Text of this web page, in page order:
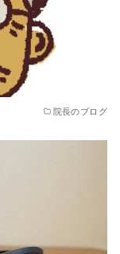
院長のブログ